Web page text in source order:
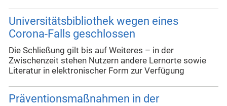
Universitätsbibliothek wegen eines
Corona-Falls geschlossen
Die Schließung gilt bis auf Weiteres – in der
Zwischenzeit stehen Nutzern andere Lernorte sowie
Literatur in elektronischer Form zur Verfügung
Präventionsmaßnahmen in der